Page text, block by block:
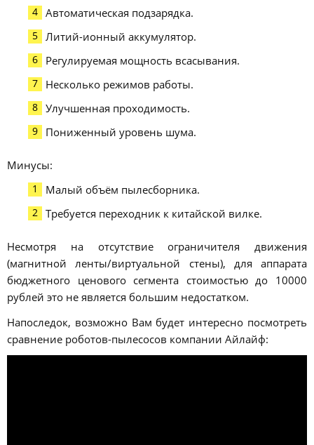
Автоматическая подзарядка.
Литий-ионный аккумулятор.
Регулируемая мощность всасывания.
Несколько режимов работы.
Улучшенная проходимость.
Пониженный уровень шума.
Минусы:
Малый объём пылесборника.
Требуется переходник к китайской вилке.
Несмотря на отсутствие ограничителя движения
(магнитной ленты/виртуальной стены), для аппарата
бюджетного ценового сегмента стоимостью до 10000
рублей это не является большим недостатком.
Напоследок, возможно Вам будет интересно посмотреть
сравнение роботов-пылесосов компании Айлайф: